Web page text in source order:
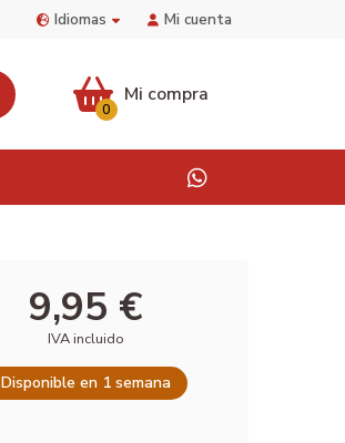
Idiomas Mi cuenta
Mi compra
0
9,95 €
IVA incluido
Disponible en 1 semana